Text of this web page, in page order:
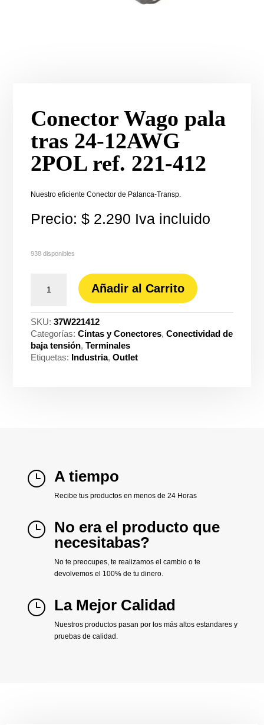
Conector Wago pala
tras 24-12AWG
2POL ref. 221-412
Nuestro eficiente Conector de Palanca-Transp.
Precio:$ 2.290 Iva incluido
938 disponibles
Wago
tras
24-
12AWG
2POL
ref.
Añadir al Carrito
SKU:37W221412
Categorías:Cintas y Conectores,Conectividad de
baja tensión,Terminales
Etiquetas: Industria,Outlet
} A tiempo
Recibe tus productos en menos de 24 Horas
} No era el producto que
necesitabas?
No te preocupes, te realizamos el cambio o te
devolvemos el 100% de tu dinero.
} La Mejor Calidad
Nuestros productos pasan por los más altos estandares y
pruebas de calidad.